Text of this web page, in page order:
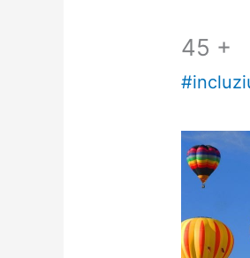
45 +